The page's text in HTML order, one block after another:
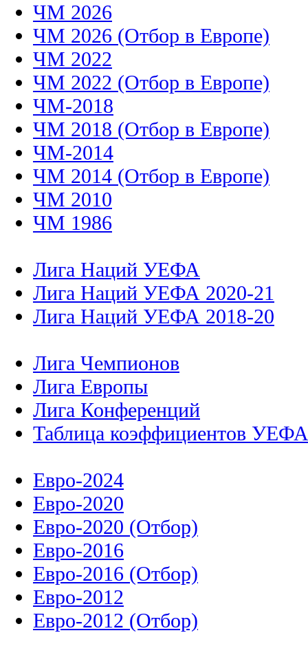
ЧМ 2026
ЧМ 2026 (Отбор в Европе)
ЧМ 2022
ЧМ 2022 (Отбор в Европе)
ЧМ-2018
ЧМ 2018 (Отбор в Европе)
ЧМ-2014
ЧМ 2014 (Отбор в Европе)
ЧМ 2010
ЧМ 1986
Лига Наций УЕФА
Лига Наций УЕФА 2020-21
Лига Наций УЕФА 2018-20
Лига Чемпионов
Лига Европы
Лига Конференций
Таблица коэффициентов УЕФА
Евро-2024
Евро-2020
Евро-2020 (Отбор)
Евро-2016
Евро-2016 (Отбор)
Евро-2012
Евро-2012 (Отбор)